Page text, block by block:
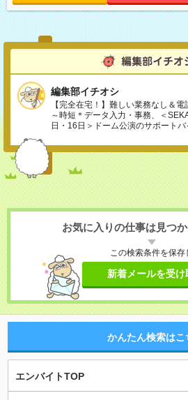
編集部イチオシ
【完全在宅！】難しい業務なし＆
～時短＊データ入力・事務、＜
日・16日＞ドーム公演のサポート
お気に入りの仕事は見つ
この検索条件を保存
新着メールを受け
かんたん検索はこ
エンバイトTOP